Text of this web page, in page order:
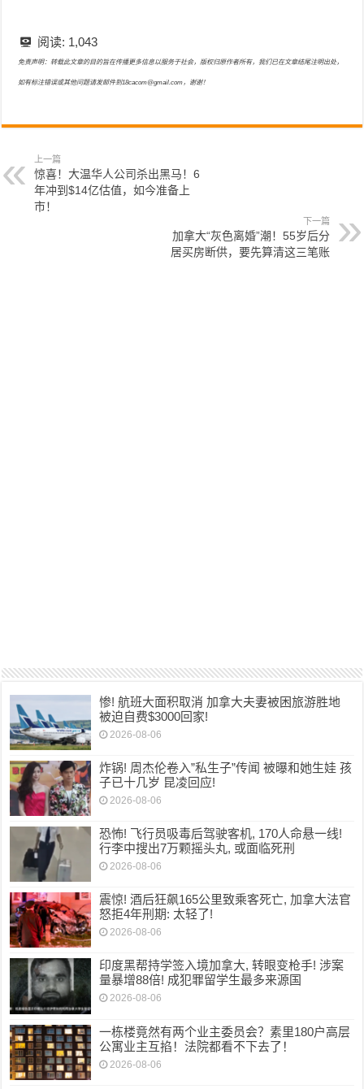
阅读: 1,043
免责声明：转载此文章的目的旨在传播更多信息以服务于社会，版权归原作者所有，我们已在文章结尾注明出处，
如有标注错误或其他问题请发邮件到18cacom@gmail.com，谢谢！
上一篇
惊喜！大温华人公司杀出黑马！6
年冲到$14亿估值，如今准备上
市！
下一篇
加拿大“灰色离婚”潮！55岁后分
居买房断供，要先算清这三笔账
惨! 航班大面积取消 加拿大夫妻被困旅游胜地
被迫自费$3000回家!
2026-08-06
炸锅! 周杰伦卷入”私生子”传闻 被曝和她生娃 孩
子已十几岁 昆凌回应!
2026-08-06
恐怖! 飞行员吸毒后驾驶客机, 170人命悬一线!
行李中搜出7万颗摇头丸, 或面临死刑
2026-08-06
震惊! 酒后狂飙165公里致乘客死亡, 加拿大法官
怒拒4年刑期: 太轻了!
2026-08-06
印度黑帮持学签入境加拿大, 转眼变枪手! 涉案
量暴增88倍! 成犯罪留学生最多来源国
2026-08-06
一栋楼竟然有两个业主委员会？素里180户高层
公寓业主互掐！法院都看不下去了！
2026-08-06